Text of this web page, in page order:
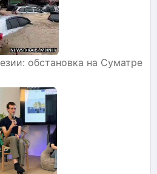
обстановка на Суматре